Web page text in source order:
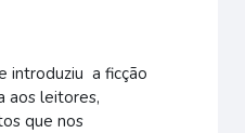
introduziu a ficção
aos leitores,
que nos